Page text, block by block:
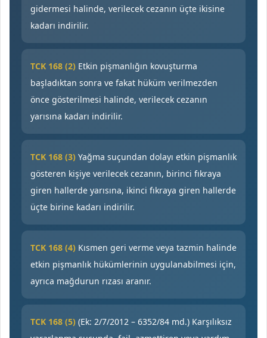
gidermesi halinde, verilecek cezanın üçte ikisine
kadarı indirilir.
TCK 168 (2) Etkin pişmanlığın kovuşturma
başladıktan sonra ve fakat hüküm verilmezden
önce gösterilmesi halinde, verilecek cezanın
yarısına kadarı indirilir.
TCK 168 (3) Yağma suçundan dolayı etkin pişmanlık
gösteren kişiye verilecek cezanın, birinci fıkraya
giren hallerde yarısına, ikinci fıkraya giren hallerde
üçte birine kadarı indirilir.
TCK 168 (4) Kısmen geri verme veya tazmin halinde
etkin pişmanlık hükümlerinin uygulanabilmesi için,
ayrıca mağdurun rızası aranır.
TCK 168 (5) (Ek: 2/7/2012 – 6352/84 md.) Karşılıksız